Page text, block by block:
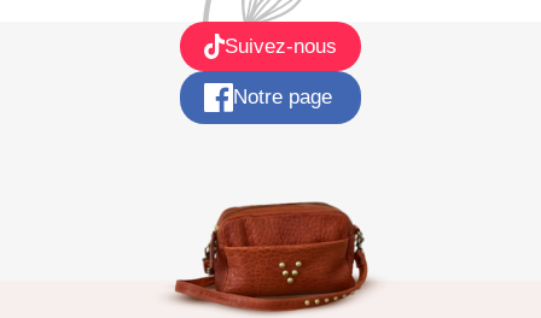
Suivez-nous
Notre page
Annuler
Créer une liste d'envies
Créer une nouvelle liste